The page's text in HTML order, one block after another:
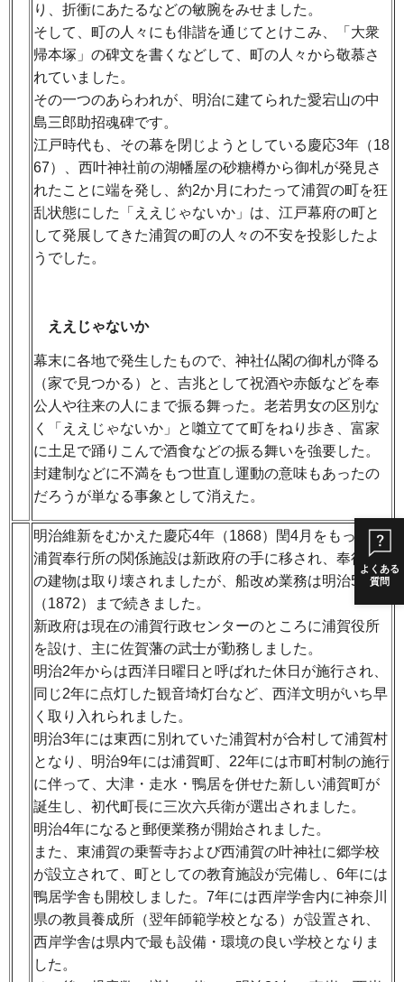
よくある
質問
り、折衝にあたるなどの敏腕をみせました。
そして、町の人々にも俳諧を通じてとけこみ、「大衆
帰本塚」の碑文を書くなどして、町の人々から敬慕さ
れていました。
その一つのあらわれが、明治に建てられた愛宕山の中
島三郎助招魂碑です。
江戸時代も、その幕を閉じようとしている慶応3年（18
67）、西叶神社前の湖幡屋の砂糖樽から御札が発見さ
れたことに端を発し、約2か月にわたって浦賀の町を狂
乱状態にした「ええじゃないか」は、江戸幕府の町と
して発展してきた浦賀の町の人々の不安を投影したよ
うでした。
ええじゃないか
幕末に各地で発生したもので、神社仏閣の御札が降る
（家で見つかる）と、吉兆として祝酒や赤飯などを奉
公人や往来の人にまで振る舞った。老若男女の区別な
く「ええじゃないか」と囃立てて町をねり歩き、富家
に土足で踊りこんで酒食などの振る舞いを強要した。
封建制などに不満をもつ世直し運動の意味もあったの
だろうが単なる事象として消えた。
明治維新をむかえた慶応4年（1868）閏4月をもって、
浦賀奉行所の関係施設は新政府の手に移され、奉行所
の建物は取り壊されましたが、船改め業務は明治5年
（1872）まで続きました。
新政府は現在の浦賀行政センターのところに浦賀役所
を設け、主に佐賀藩の武士が勤務しました。
明治2年からは西洋日曜日と呼ばれた休日が施行され、
同じ2年に点灯した観音埼灯台など、西洋文明がいち早
く取り入れられました。
明治3年には東西に別れていた浦賀村が合村して浦賀村
となり、明治9年には浦賀町、22年には市町村制の施行
に伴って、大津・走水・鴨居を併せた新しい浦賀町が
誕生し、初代町長に三次六兵衛が選出されました。
明治4年になると郵便業務が開始されました。
また、東浦賀の乗誓寺および西浦賀の叶神社に郷学校
が設立されて、町としての教育施設が完備し、6年には
鴨居学舎も開校しました。7年には西岸学舎内に神奈川
県の教員養成所（翌年師範学校となる）が設置され、
西岸学舎は県内で最も設備・環境の良い学校となりま
した。